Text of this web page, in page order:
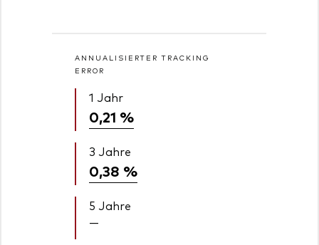
ANNUALISIERTER TRACKING
ERROR
1 Jahr
0,21 %
3 Jahre
0,38 %
5 Jahre
—